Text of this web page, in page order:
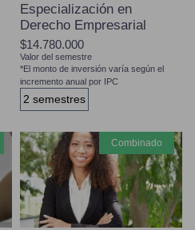
Especialización en
Derecho Empresarial
$14.780.000
Valor del semestre
*El monto de inversión varía según el
incremento anual por IPC
2 semestres
combinado